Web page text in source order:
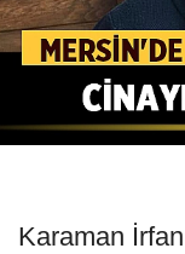
Karaman